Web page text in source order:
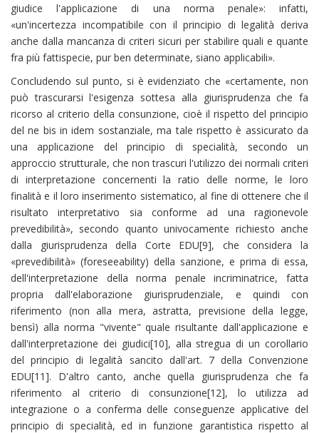
giudice l'applicazione di una norma penale»: infatti,
«un'incertezza incompatibile con il principio di legalità deriva
anche dalla mancanza di criteri sicuri per stabilire quali e quante
fra più fattispecie, pur ben determinate, siano applicabili».
Concludendo sul punto, si è evidenziato che «certamente, non
può trascurarsi l'esigenza sottesa alla giurisprudenza che fa
ricorso al criterio della consunzione, cioè il rispetto del principio
del ne bis in idem sostanziale, ma tale rispetto è assicurato da
una applicazione del principio di specialità, secondo un
approccio strutturale, che non trascuri l'utilizzo dei normali criteri
di interpretazione concernenti la ratio delle norme, le loro
finalità e il loro inserimento sistematico, al fine di ottenere che il
risultato interpretativo sia conforme ad una ragionevole
prevedibilità», secondo quanto univocamente richiesto anche
dalla giurisprudenza della Corte EDU[9], che considera la
«prevedibilità» (foreseeability) della sanzione, e prima di essa,
dell'interpretazione della norma penale incriminatrice, fatta
propria dall'elaborazione giurisprudenziale, e quindi con
riferimento (non alla mera, astratta, previsione della legge,
bensì) alla norma "vivente" quale risultante dall'applicazione e
dall'interpretazione dei giudici[10], alla stregua di un corollario
del principio di legalità sancito dall'art. 7 della Convenzione
EDU[11]. D'altro canto, anche quella giurisprudenza che fa
riferimento al criterio di consunzione[12], lo utilizza ad
integrazione o a conferma delle conseguenze applicative del
principio di specialità, ed in funzione garantistica rispetto al